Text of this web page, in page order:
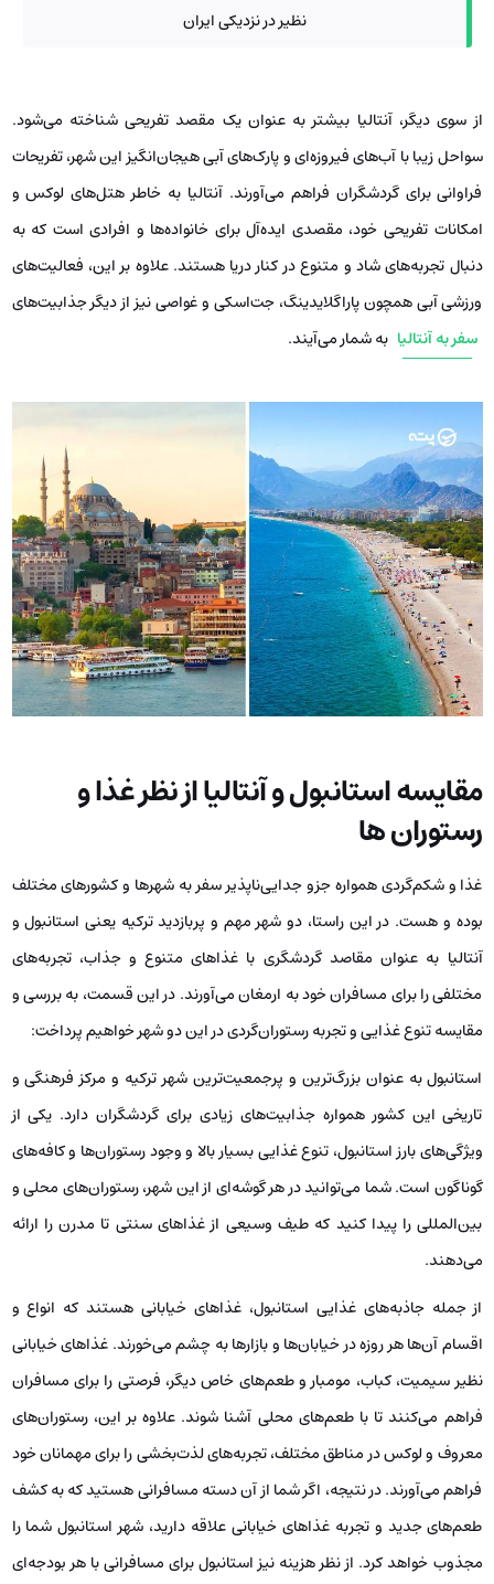
نظیر در نزدیکی ایران
از سوی دیگر، آنتالیا بیشتر به عنوان یک مقصد تفریحی شناخته می‌شود.
سواحل زیبا با آب‌های فیروزه‌ای و پارک‌های آبی هیجان‌انگیز این شهر، تفریحات
فراوانی برای گردشگران فراهم می‌آورند. آنتالیا به خاطر هتل‌های لوکس و
امکانات تفریحی خود، مقصدی ایده‌آل برای خانواده‌ها و افرادی است که به
دنبال تجربه‌های شاد و متنوع در کنار دریا هستند. علاوه بر این، فعالیت‌های
ورزشی آبی همچون پاراگلایدینگ، جت‌اسکی و غواصی نیز از دیگر جذابیت‌های
سفر به آنتالیا به شمار می‌آیند.
مقایسه استانبول و آنتالیا از نظر غذا و
رستوران ها
غذا و شکم‌گردی همواره جزو جدایی‌ناپذیر سفر به شهرها و کشورهای مختلف
بوده و هست. در این راستا، دو شهر مهم و پربازدید ترکیه یعنی استانبول و
آنتالیا به عنوان مقاصد گردشگری با غذاهای متنوع و جذاب، تجربه‌های
مختلفی را برای مسافران خود به ارمغان می‌آورند. در این قسمت، به بررسی و
مقایسه تنوع غذایی و تجربه رستوران‌گردی در این دو شهر خواهیم پرداخت:
استانبول به عنوان بزرگ‌ترین و پرجمعیت‌ترین شهر ترکیه و مرکز فرهنگی و
تاریخی این کشور همواره جذابیت‌های زیادی برای گردشگران دارد. یکی از
ویژگی‌های بارز استانبول، تنوع غذایی بسیار بالا و وجود رستوران‌ها و کافه‌های
گوناگون است. شما می‌توانید در هر گوشه‌ای از این شهر، رستوران‌های محلی و
بین‌المللی را پیدا کنید که طیف وسیعی از غذاهای سنتی تا مدرن را ارائه
می‌دهند.
از جمله جاذبه‌های غذایی استانبول، غذاهای خیابانی هستند که انواع و
اقسام آن‌ها هر روزه در خیابان‌ها و بازارها به چشم می‌خورند. غذاهای خیابانی
نظیر سیمیت، کباب، مومبار و طعم‌های خاص دیگر، فرصتی را برای مسافران
فراهم می‌کنند تا با طعم‌های محلی آشنا شوند. علاوه بر این، رستوران‌های
معروف و لوکس در مناطق مختلف، تجربه‌های لذت‌بخشی را برای مهمانان خود
فراهم می‌آورند. در نتیجه، اگر شما از آن دسته مسافرانی هستید که به کشف
طعم‌های جدید و تجربه غذاهای خیابانی علاقه دارید، شهر استانبول شما را
مجذوب خواهد کرد. از نظر هزینه نیز استانبول برای مسافرانی با هر بودجه‌ای